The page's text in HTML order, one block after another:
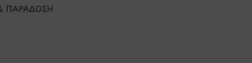
ΠΑΡΆΔΟΣΗ